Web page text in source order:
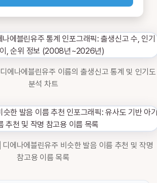
디에나에블린유주 이름의 출생신고 통계 및 인기도
분석 차트
디에나에블린유주 비슷한 발음 이름 추천 및 작명
참고용 이름 목록